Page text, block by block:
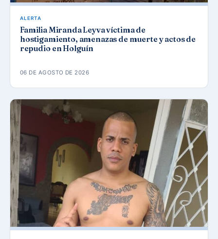
ALERTA
Familia Miranda Leyva víctima de
hostigamiento, amenazas de muerte y actos de
repudio en Holguín
06 DE AGOSTO DE 2026